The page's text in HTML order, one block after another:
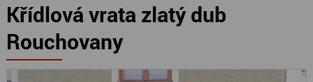
Křídlová vrata zlatý dub
Rouchovany